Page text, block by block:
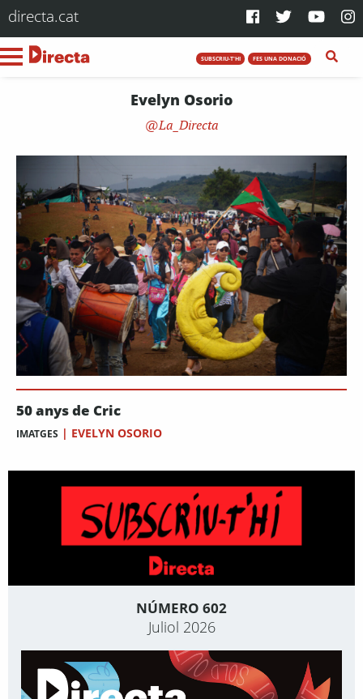
directa.cat
SUBSCRIU-T'HI FES UNA DONACIÓ
Evelyn Osorio
La_Directa
50 anys de Cric
IMATGES | EVELYN OSORIO
NÚMERO 602
Juliol 2026